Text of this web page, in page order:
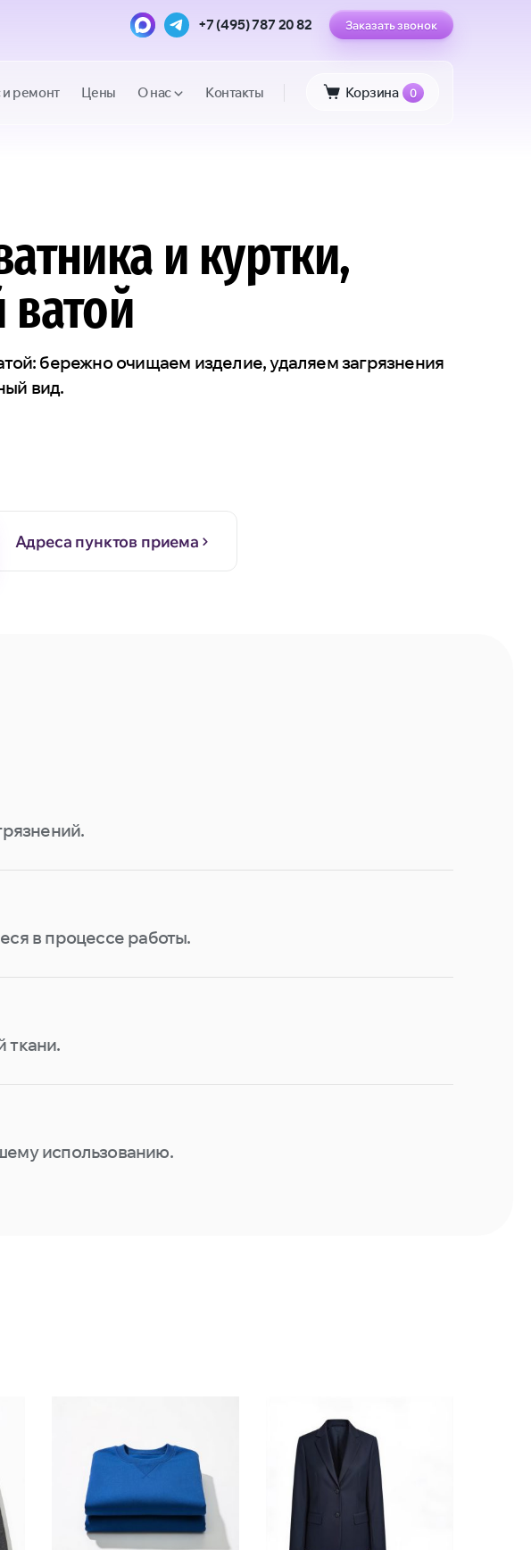
+7 (495) 787 20 82 Заказать звонок
ремонт Цены О нас Контакты Корзина 0
и куртки,
бережно очищаем изделие, удаляем загрязнения
вид.
Адреса пунктов приема
в процессе работы.
ткани.
использованию.